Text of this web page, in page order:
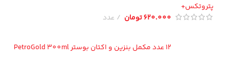
620.000تومان عدد
12 عدد مکمل بنزین و اکتان بوستر PetroGold 300ml